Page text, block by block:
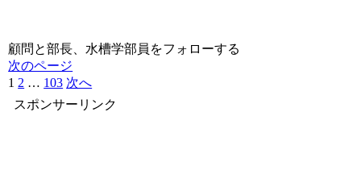
顧問と部長、水槽学部員をフォローする
次のページ
1 2 … 103 次へ
スポンサーリンク